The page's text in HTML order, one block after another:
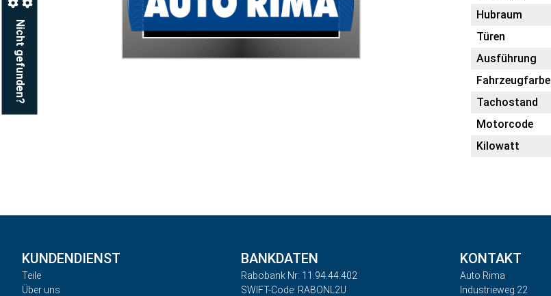
Hubraum
Türen
Ausführung
Fahrzeugfarbe
Tachostand
Motorcode
Kilowatt
KUNDENDIENST
Teile
Über uns
BANKDATEN
Rabobank Nr: 11.94.44.402
SWIFT-Code: RABONL2U
KONTAKT
Auto Rima
Industrieweg 22
Nicht gefunden?